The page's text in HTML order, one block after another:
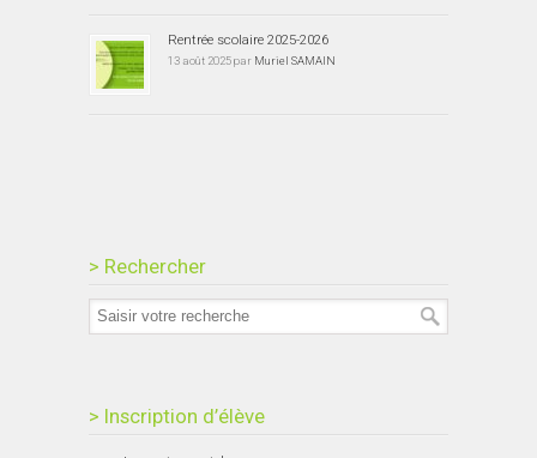
Rentrée scolaire 2025-2026
13 août 2025 par Muriel SAMAIN
> Rechercher
> Inscription d’élève